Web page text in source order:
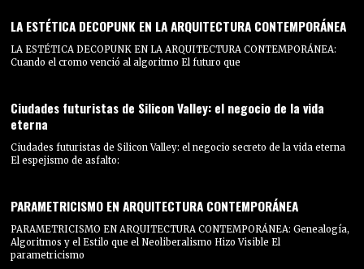
LA ESTÉTICA DECOPUNK EN LA ARQUITECTURA CONTEMPORÁNEA
LA ESTÉTICA DECOPUNK EN LA ARQUITECTURA CONTEMPORÁNEA:
Cuando el cromo venció al algoritmo El futuro que
Ciudades futuristas de Silicon Valley: el negocio de la vida
eterna
Ciudades futuristas de Silicon Valley: el negocio secreto de la vida eterna
El espejismo de asfalto:
PARAMETRICISMO EN ARQUITECTURA CONTEMPORÁNEA
PARAMETRICISMO EN ARQUITECTURA CONTEMPORÁNEA: Genealogía,
Algoritmos y el Estilo que el Neoliberalismo Hizo Visible El
parametricismo